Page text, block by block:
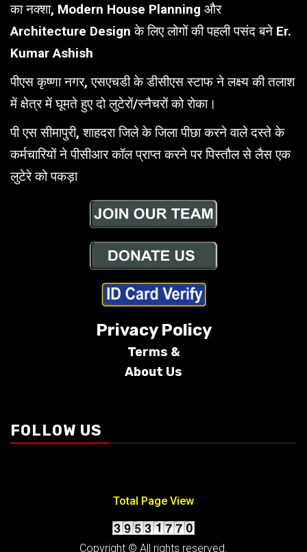
का नक्शा, Modern House Planning और
Architecture Design के लिए लोगों की पहली पसंद बने Er.
Kumar Ashish
पीएस कृष्णा नगर, एसएचडी के डीसीएस स्टाफ ने लक्ष्य की तलाश
में क्षेत्र में घूमते हुए दो लुटेरों/स्नैचरों को रोका।
पी एस सीमापुरी, शाहदरा जिले के जिला पीछा करने वाले दस्ते के
कर्मचारियों ने पीसीआर कॉल प्राप्त करने पर पिस्तौल से लैस एक
लुटेरे को पकड़ा
Privacy Policy
Terms &
About Us
FOLLOW US
Total Page View
Copyright © All rights reserved.